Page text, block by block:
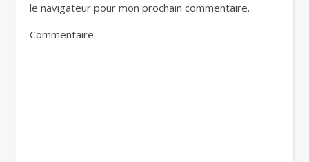
le navigateur pour mon prochain commentaire.
Commentaire